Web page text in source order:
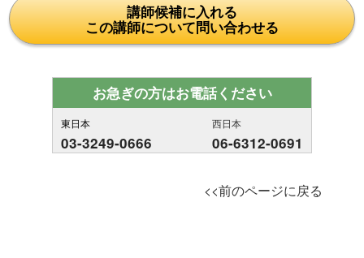
講師候補に入れる
この講師について問い合わせる
お急ぎの方はお電話ください
東日本
03-3249-0666
西日本
06-6312-0691
<<前のページに戻る